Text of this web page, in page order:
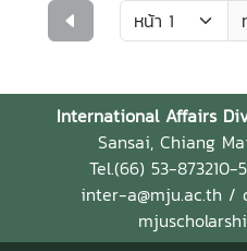
Group พร้อมที่จะสนับสนุนมหาวิ
ดำเนินงานเพื่อพัฒนาความร่วม
International Affairs
Sansai, Chiang
Tel.(66) 53-873210-
inter-a@mju.ac.th /